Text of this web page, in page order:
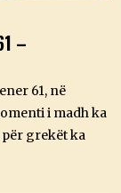
–
61, në
i madh ka
grekët ka